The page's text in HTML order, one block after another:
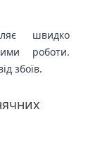
швидко
роботи.
збоїв.